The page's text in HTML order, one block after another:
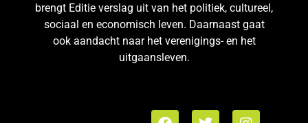
brengt Editie verslag uit van het politiek, cultureel,
sociaal en economisch leven. Daarnaast gaat
ook aandacht naar het verenigings- en het
uitgaansleven.